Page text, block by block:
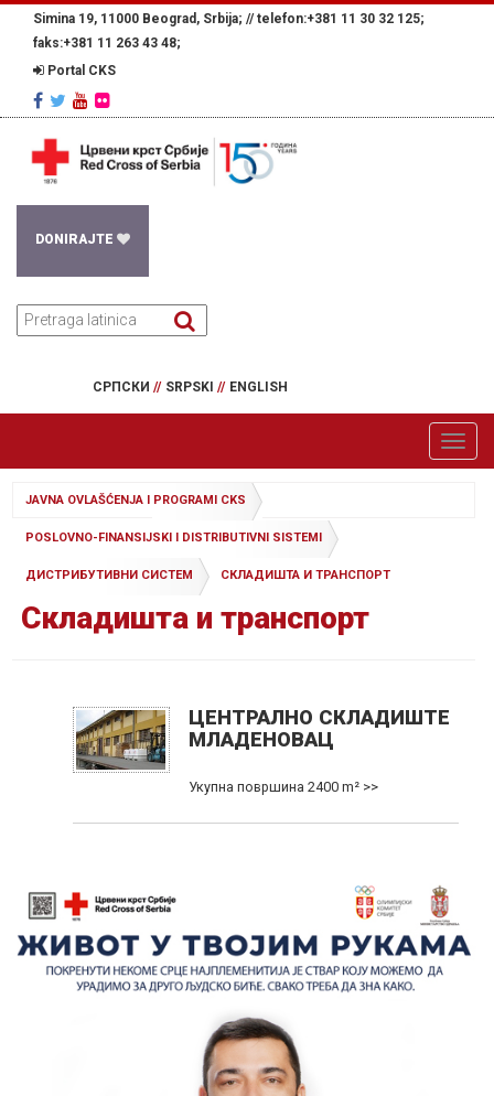
Simina 19, 11000 Beograd, Srbija; // telefon:+381 11 30 32 125;
faks:+381 11 263 43 48;
Portal CKS
DONIRAJTE
СРПСКИ // SRPSKI // ENGLISH
JAVNA OVLAŠĆENJA I PROGRAMI CKS
POSLOVNO-FINANSIJSKI I DISTRIBUTIVNI SISTEMI
ДИСТРИБУТИВНИ СИСТЕМ СКЛАДИШТА И ТРАНСПОРТ
Складишта и транспорт
ЦЕНТРАЛНО СКЛАДИШТЕ
МЛАДЕНОВАЦ
Укупна површина 2400 m² >>